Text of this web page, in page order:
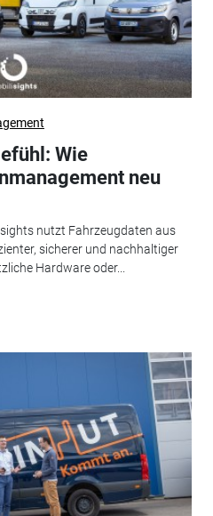
Wie
neu
nutzt Fahrzeugdaten aus
sicherer und nachhaltiger
Hardware oder...